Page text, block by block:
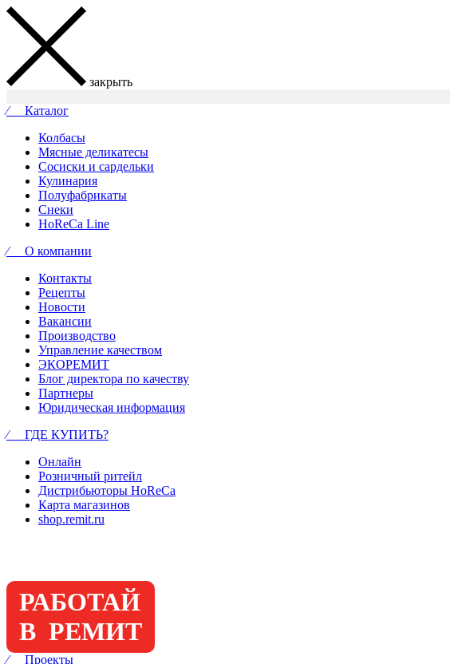
закрыть
⁄ Каталог
Колбасы
Мясные деликатесы
Сосиски и сардельки
Кулинария
Полуфабрикаты
Снеки
HoReCa Line
⁄ О компании
Контакты
Рецепты
Новости
Вакансии
Производство
Управление качеством
ЭКОРЕМИТ
Блог директора по качеству
Партнеры
Юридическая информация
⁄ ГДЕ КУПИТЬ?
Онлайн
Розничный ритейл
Дистрибьюторы HoReCa
Карта магазинов
shop.remit.ru
РАБОТАЙ
В РЕМИТ
⁄ Проекты